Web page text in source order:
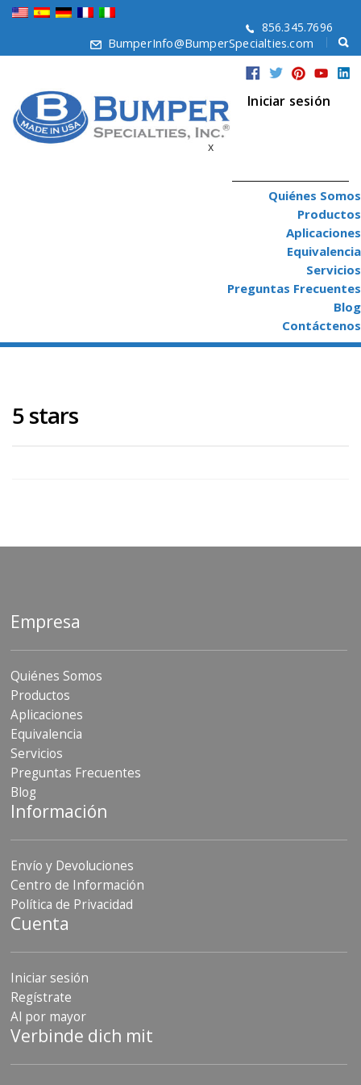
856.345.7696
BumperInfo@BumperSpecialties.com
Iniciar sesión
x
Quiénes Somos
Productos
Aplicaciones
Equivalencia
Servicios
Preguntas Frecuentes
Blog
Contáctenos
5 stars
Empresa
Quiénes Somos
Productos
Aplicaciones
Equivalencia
Servicios
Preguntas Frecuentes
Blog
Información
Envío y Devoluciones
Centro de Información
Política de Privacidad
Cuenta
Iniciar sesión
Regístrate
Al por mayor
Verbinde dich mit